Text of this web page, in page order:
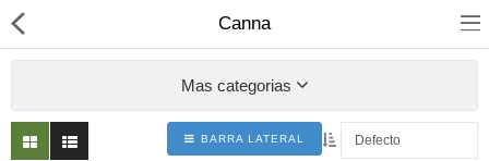
Canna
Mas categorias
BARRA LATERAL